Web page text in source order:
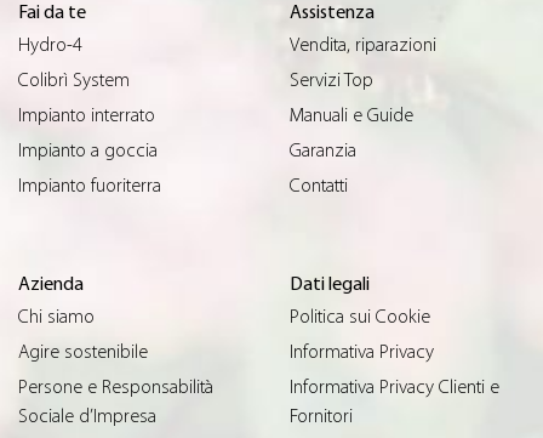
Fai da te
Hydro-4
Colibrì System
Impianto interrato
Impianto a goccia
Impianto fuoriterra
Assistenza
Vendita, riparazioni
Servizi Top
Manuali e Guide
Garanzia
Contatti
Azienda
Chi siamo
Agire sostenibile
Persone e Responsabilità
Sociale d’Impresa
Dati legali
Politica sui Cookie
Informativa Privacy
Informativa Privacy Clienti e
Fornitori